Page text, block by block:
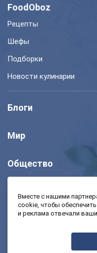
FoodOboz
Рецепты
Шефы
Подборки
Новости кулинарии
Блоги
Мир
Общество
Моя школа
Вместе с нашими
cookie, чтобы
и реклама отвечали